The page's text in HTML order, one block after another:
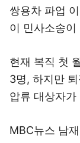
쌍용차 파업
이 민사소송이
현재 복직 첫
3명, 하지만
압류 대상자
MBC뉴스 남